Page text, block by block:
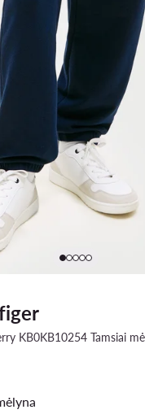
KB0KB10254 Tamsiai